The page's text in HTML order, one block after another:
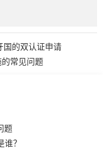
国的双认证申请
常见问题
题
？